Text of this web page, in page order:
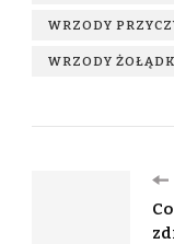
WRZODY
WRZODY